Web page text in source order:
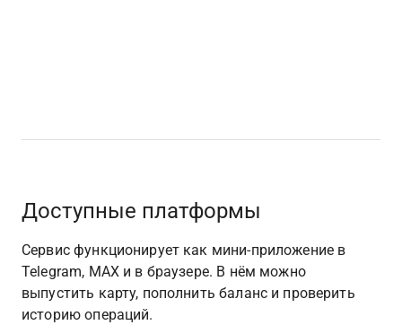
Доступные платформы
Сервис функционирует как мини-приложение в
Telegram, MAX и в браузере. В нём можно
выпустить карту, пополнить баланс и проверить
историю операций.